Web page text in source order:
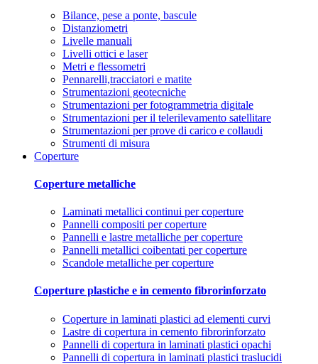
Bilance, pese a ponte, bascule
Distanziometri
Livelle manuali
Livelli ottici e laser
Metri e flessometri
Pennarelli,tracciatori e matite
Strumentazioni geotecniche
Strumentazioni per fotogrammetria digitale
Strumentazioni per il telerilevamento satellitare
Strumentazioni per prove di carico e collaudi
Strumenti di misura
Coperture
Coperture metalliche
Laminati metallici continui per coperture
Pannelli compositi per coperture
Pannelli e lastre metalliche per coperture
Pannelli metallici coibentati per coperture
Scandole metalliche per coperture
Coperture plastiche e in cemento fibrorinforzato
Coperture in laminati plastici ad elementi curvi
Lastre di copertura in cemento fibrorinforzato
Pannelli di copertura in laminati plastici opachi
Pannelli di copertura in laminati plastici traslucidi